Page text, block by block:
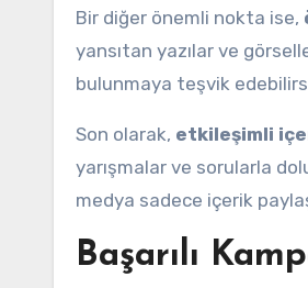
Bir diğer önemli nokta ise,
yansıtan yazılar ve
bulunmaya teşvik
Son olarak, etkileşimli
yarışmalar ve sorularla
medya sadece içerik
Başarılı